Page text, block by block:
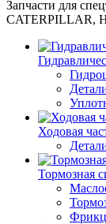
Запчасти для
CATERPILLAR,
Ходовая
Тормозная